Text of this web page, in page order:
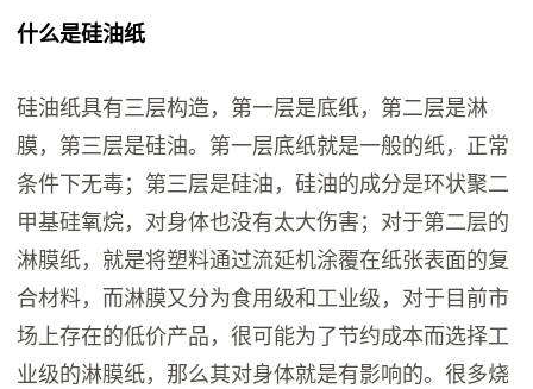
什么是硅油纸
硅油纸具有三层构造，第一层是底纸，第二层是淋
膜，第三层是硅油。第一层底纸就是一般的纸，正常
条件下无毒；第三层是硅油，硅油的成分是环状聚二
甲基硅氧烷，对身体也没有太大伤害；对于第二层的
淋膜纸，就是将塑料通过流延机涂覆在纸张表面的复
合材料，而淋膜又分为食用级和工业级，对于目前市
场上存在的低价产品，很可能为了节约成本而选择工
业级的淋膜纸，那么其对身体就是有影响的。很多烧